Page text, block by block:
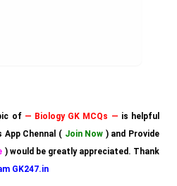
of — Biology GK MCQs — is helpful
App Chennal ( Join Now ) and Provide
) would be greatly appreciated. Thank
GK247.in